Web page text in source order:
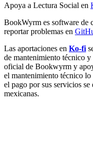
Apoya a Lectura Social en
BookWyrm es software de
reportar problemas en
Las aportaciones en Ko-fi
de mantenimiento técnico
oficial de Bookwyrm y
el mantenimiento técnico lo
el pago por sus servicios
mexicanas.